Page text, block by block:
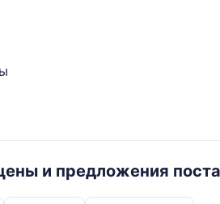
и предложения